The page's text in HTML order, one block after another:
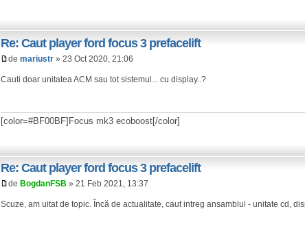
Re: Caut player ford focus 3 prefacelift
demariustr » 23 Oct 2020, 21:06
Cauti doar unitatea ACM sau tot sistemul... cu display..?
[color=#BF00BF]Focus mk3 ecoboost[/color]
Re: Caut player ford focus 3 prefacelift
de BogdanFSB » 21 Feb 2021, 13:37
Scuze, am uitat de topic. Încă de actualitate, caut intreg ansamblul - unitate cd,